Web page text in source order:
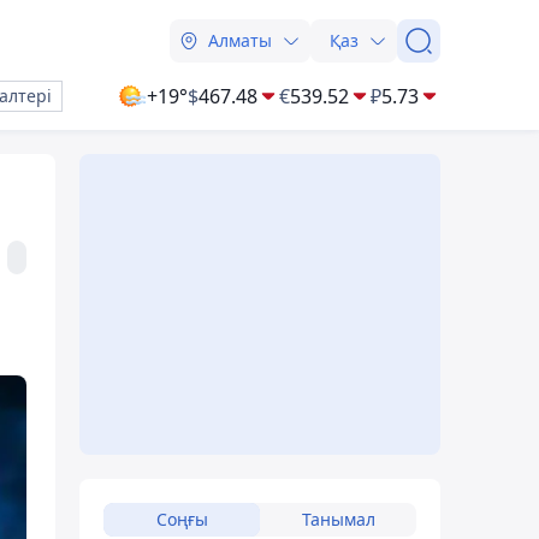
Алматы Қаз
+19°$467.48 €539.52 ₽5.73
Соңғы Танымал